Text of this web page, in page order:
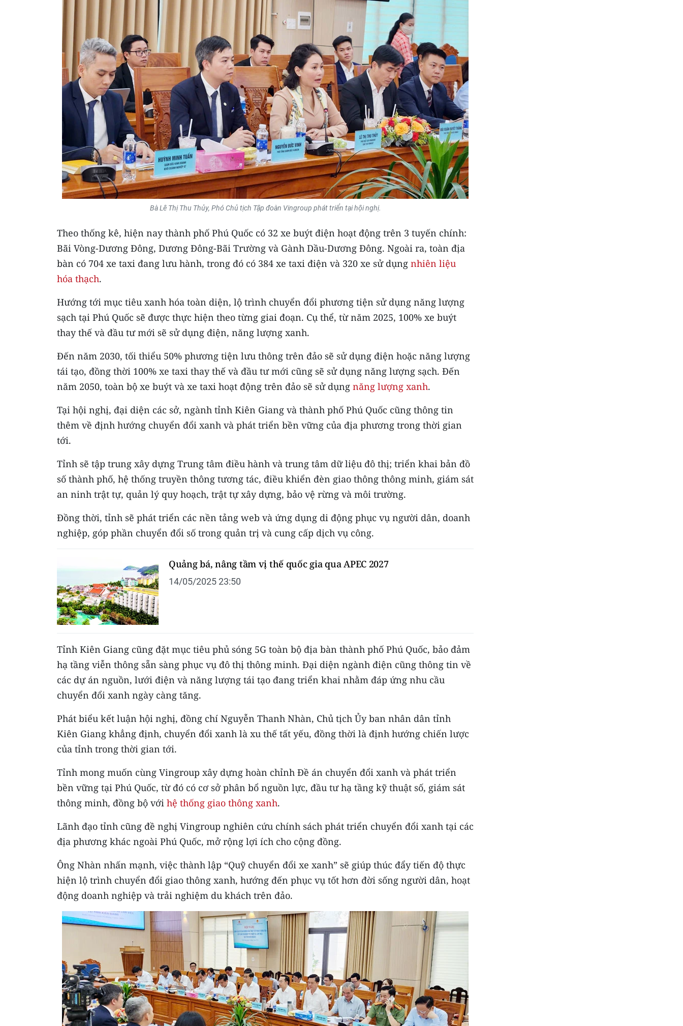
Bà Lê Thị Thu Thủy, Phó Chủ tịch Tập đoàn Vingroup phát triển tại hội nghị.
Theo thống kê, hiện nay thành phố Phú Quốc có 32 xe buýt điện hoạt động trên 3 tuyến chính:
Bãi Vòng-Dương Đông, Dương Đông-Bãi Trường và Gành Dầu-Dương Đông. Ngoài ra, toàn địa
bàn có 704 xe taxi đang lưu hành, trong đó có 384 xe taxi điện và 320 xe sử dụng nhiên liệu
hóa thạch.
Hướng tới mục tiêu xanh hóa toàn diện, lộ trình chuyển đổi phương tiện sử dụng năng lượng
sạch tại Phú Quốc sẽ được thực hiện theo từng giai đoạn. Cụ thể, từ năm 2025, 100% xe buýt
thay thế và đầu tư mới sẽ sử dụng điện, năng lượng xanh.
Đến năm 2030, tối thiểu 50% phương tiện lưu thông trên đảo sẽ sử dụng điện hoặc năng lượng
tái tạo, đồng thời 100% xe taxi thay thế và đầu tư mới cũng sẽ sử dụng năng lượng sạch. Đến
năm 2050, toàn bộ xe buýt và xe taxi hoạt động trên đảo sẽ sử dụng năng lượng xanh.
Tại hội nghị, đại diện các sở, ngành tỉnh Kiên Giang và thành phố Phú Quốc cũng thông tin
thêm về định hướng chuyển đổi xanh và phát triển bền vững của địa phương trong thời gian
tới.
Tỉnh sẽ tập trung xây dựng Trung tâm điều hành và trung tâm dữ liệu đô thị; triển khai bản đồ
số thành phố, hệ thống truyền thông tương tác, điều khiển đèn giao thông thông minh, giám sát
an ninh trật tự, quản lý quy hoạch, trật tự xây dựng, bảo vệ rừng và môi trường.
Đồng thời, tỉnh sẽ phát triển các nền tảng web và ứng dụng di động phục vụ người dân, doanh
nghiệp, góp phần chuyển đổi số trong quản trị và cung cấp dịch vụ công.
Quảng bá, nâng tầm vị thế quốc gia qua APEC 2027
14/05/2025 23:50
Tỉnh Kiên Giang cũng đặt mục tiêu phủ sóng 5G toàn bộ địa bàn thành phố Phú Quốc, bảo đảm
hạ tầng viễn thông sẵn sàng phục vụ đô thị thông minh. Đại diện ngành điện cũng thông tin về
các dự án nguồn, lưới điện và năng lượng tái tạo đang triển khai nhằm đáp ứng nhu cầu
chuyển đổi xanh ngày càng tăng.
Phát biểu kết luận hội nghị, đồng chí Nguyễn Thanh Nhàn, Chủ tịch Ủy ban nhân dân tỉnh
Kiên Giang khẳng định, chuyển đổi xanh là xu thế tất yếu, đồng thời là định hướng chiến lược
của tỉnh trong thời gian tới.
Tỉnh mong muốn cùng Vingroup xây dựng hoàn chỉnh Đề án chuyển đổi xanh và phát triển
bền vững tại Phú Quốc, từ đó có cơ sở phân bổ nguồn lực, đầu tư hạ tầng kỹ thuật số, giám sát
thông minh, đồng bộ với hệ thống giao thông xanh.
Lãnh đạo tỉnh cũng đề nghị Vingroup nghiên cứu chính sách phát triển chuyển đổi xanh tại các
địa phương khác ngoài Phú Quốc, mở rộng lợi ích cho cộng đồng.
Ông Nhàn nhấn mạnh, việc thành lập “Quỹ chuyển đổi xe xanh” sẽ giúp thúc đẩy tiến độ thực
hiện lộ trình chuyển đổi giao thông xanh, hướng đến phục vụ tốt hơn đời sống người dân, hoạt
động doanh nghiệp và trải nghiệm du khách trên đảo.